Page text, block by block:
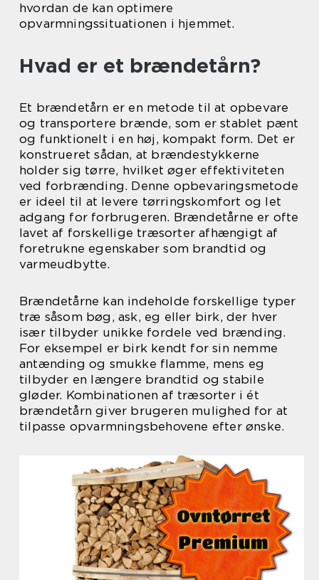
hvordan de kan optimere
opvarmningssituationen i hjemmet.
Hvad er et brændetårn?
Et brændetårn er en metode til at opbevare
og transportere brænde, som er stablet pænt
og funktionelt i en høj, kompakt form. Det er
konstrueret sådan, at brændestykkerne
holder sig tørre, hvilket øger effektiviteten
ved forbrænding. Denne opbevaringsmetode
er ideel til at levere tørringskomfort og let
adgang for forbrugeren. Brændetårne er ofte
lavet af forskellige træsorter afhængigt af
foretrukne egenskaber som brandtid og
varmeudbytte.
Brændetårne kan indeholde forskellige typer
træ såsom bøg, ask, eg eller birk, der hver
især tilbyder unikke fordele ved brænding.
For eksempel er birk kendt for sin nemme
antænding og smukke flamme, mens eg
tilbyder en længere brandtid og stabile
gløder. Kombinationen af træsorter i ét
brændetårn giver brugeren mulighed for at
tilpasse opvarmningsbehovene efter ønske.